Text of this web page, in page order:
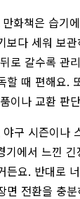
화책은 습기
보다 세워 보
로 갈수록 관
할 때 편해요.
이나 교환 판
구 시즌이나
기에서 느낀
든요. 반대로
면 전환을 충